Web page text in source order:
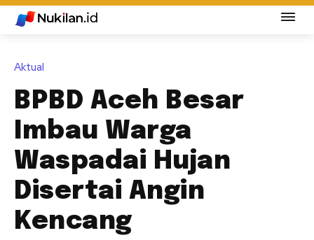
Aktual
BPBD Aceh Besar
Imbau Warga
Waspadai Hujan
Disertai Angin
Kencang